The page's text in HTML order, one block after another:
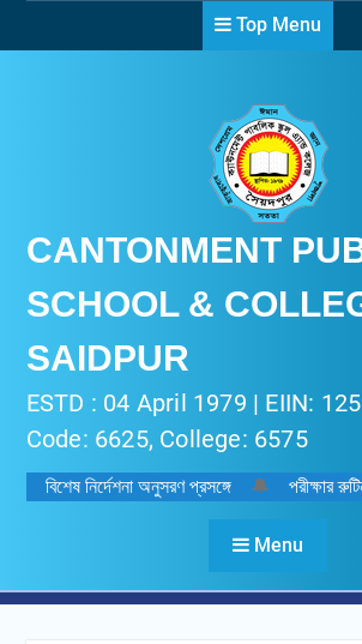
Top Menu
CANTONMENT
SCHOOL &
SAIDPUR
ESTD : 04 April 1979 | EIIN:
Code: 6625, College: 6575
বিশেষ নির্দেশনা অনুসরণ প্রসঙ্গে 🔔 পরীক্ষার
Menu